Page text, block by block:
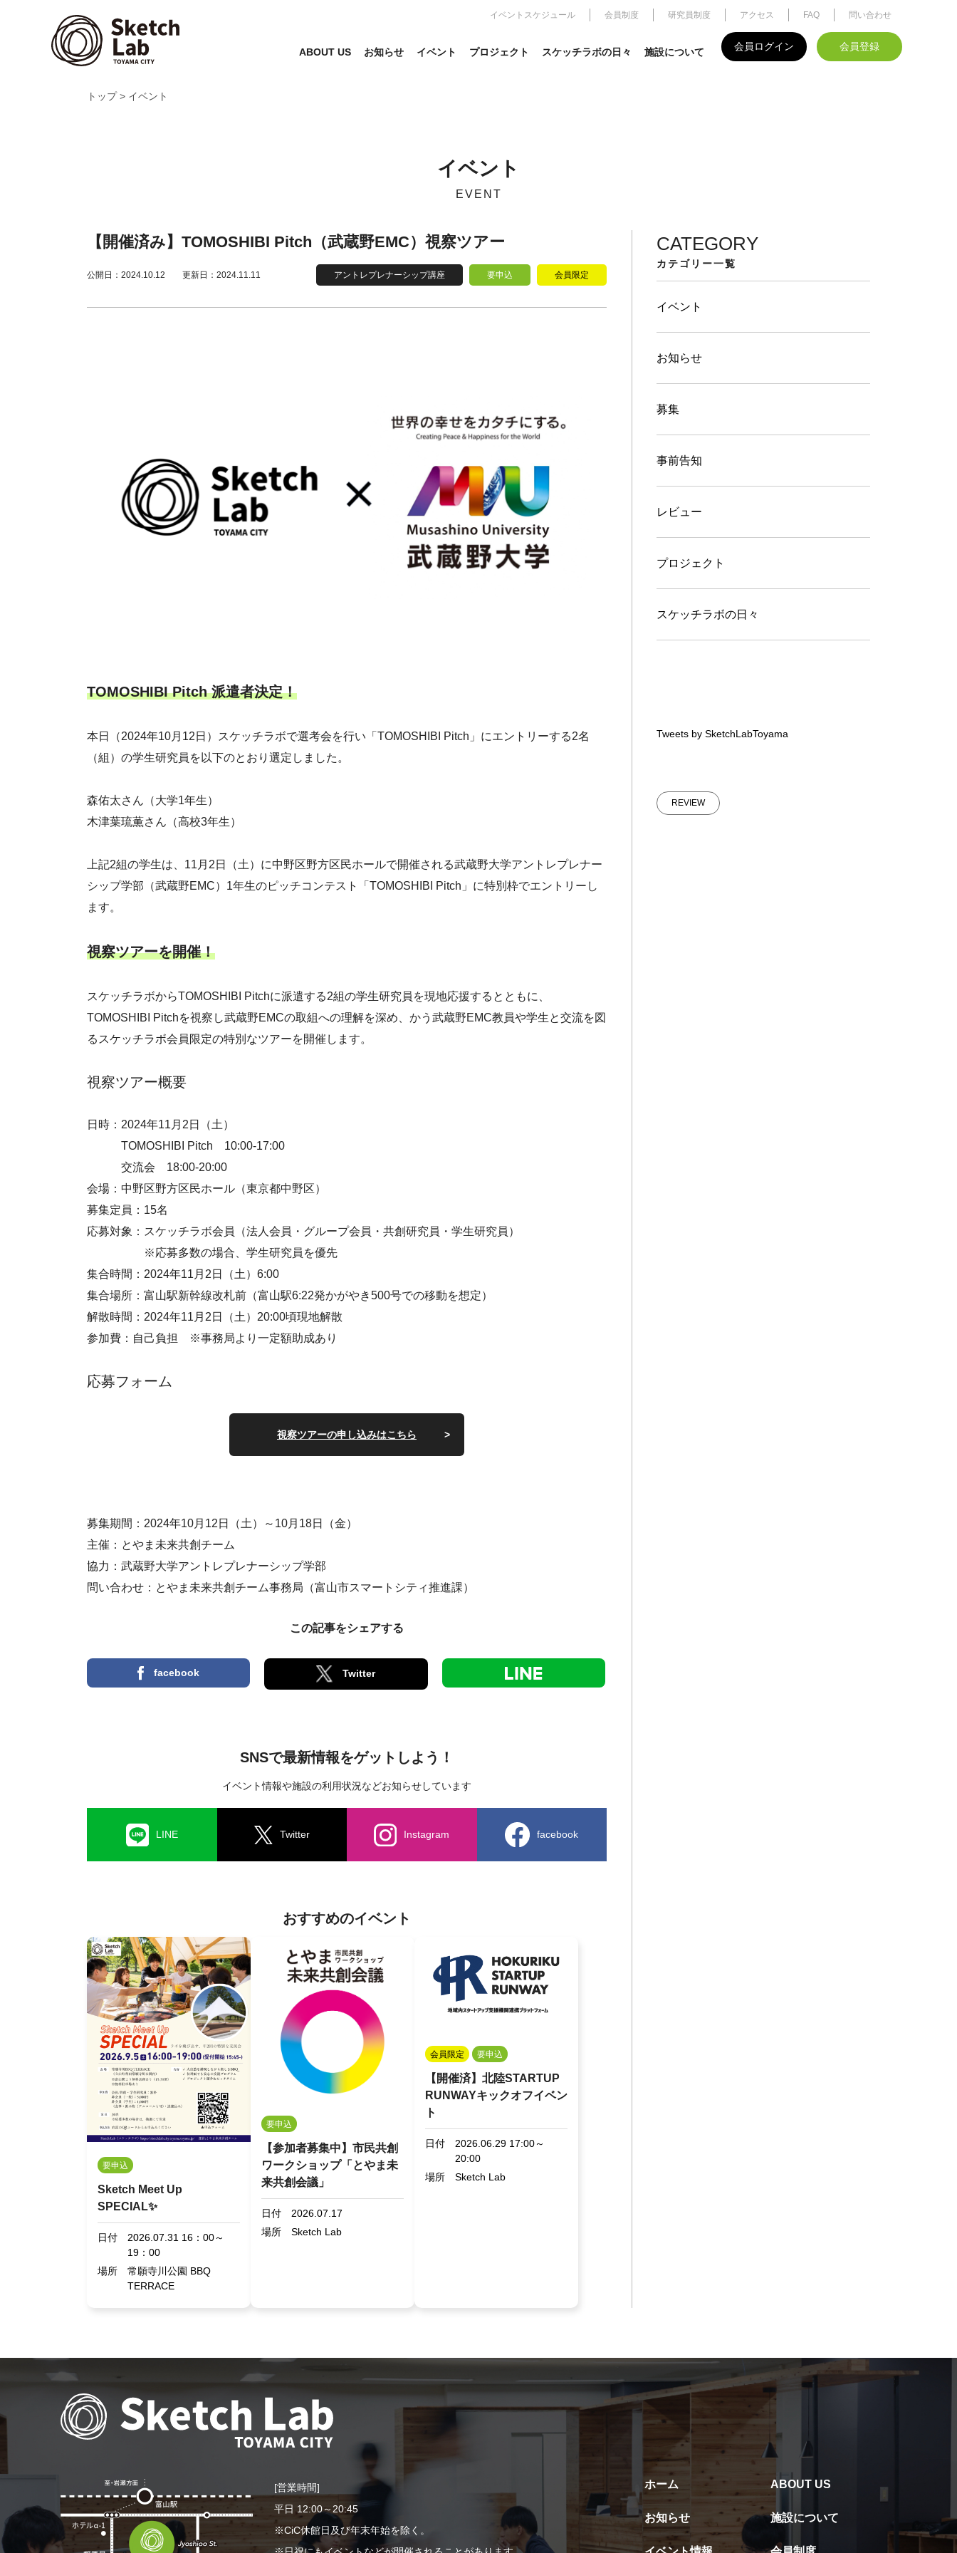
イベントスケジュール 会員制度 研究員制度 アクセス FAQ 問い合わせ
ABOUT US お知らせ イベント プロジェクト スケッチラボの日々 施設について 会員ログイン 会員登録
トップ イベント
イベント
EVENT
【開催済み】TOMOSHIBI Pitch（武蔵野EMC）視察ツアー
公開日：2024.10.12 更新日：2024.11.11 アントレプレナーシップ講座 要申込 会員限定
TOMOSHIBI Pitch 派遣者決定！
本日（2024年10月12日）スケッチラボで選考会を行い「TOMOSHIBI Pitch」にエントリーする2名
（組）の学生研究員を以下のとおり選定しました。
森佑太さん（大学1年生）
木津葉琉薫さん（高校3年生）
上記2組の学生は、11月2日（土）に中野区野方区民ホールで開催される武蔵野大学アントレプレナー
シップ学部（武蔵野EMC）1年生のピッチコンテスト「TOMOSHIBI Pitch」に特別枠でエントリーし
ます。
視察ツアーを開催！
スケッチラボからTOMOSHIBI Pitchに派遣する2組の学生研究員を現地応援するとともに、
TOMOSHIBI Pitchを視察し武蔵野EMCの取組への理解を深め、かう武蔵野EMC教員や学生と交流を図
るスケッチラボ会員限定の特別なツアーを開催します。
視察ツアー概要
日時：2024年11月2日（土）
TOMOSHIBI Pitch 10:00-17:00
交流会 18:00-20:00
会場：中野区野方区民ホール（東京都中野区）
募集定員：15名
応募対象：スケッチラボ会員（法人会員・グループ会員・共創研究員・学生研究員）
※応募多数の場合、学生研究員を優先
集合時間：2024年11月2日（土）6:00
集合場所：富山駅新幹線改札前（富山駅6:22発かがやき500号での移動を想定）
解散時間：2024年11月2日（土）20:00頃現地解散
参加費：自己負担 ※事務局より一定額助成あり
応募フォーム
視察ツアーの申し込みはこちら
募集期間：2024年10月12日（土）～10月18日（金）
主催：とやま未来共創チーム
協力：武蔵野大学アントレプレナーシップ学部
問い合わせ：とやま未来共創チーム事務局（富山市スマートシティ推進課）
この記事をシェアする
facebook Twitter
SNSで最新情報をゲットしよう！
イベント情報や施設の利用状況などお知らせしています
LINE Twitter Instagram facebook
おすすめのイベント
要申込
Sketch Meet Up
SPECIAL✨
日付
2026.07.31 16：00～
19：00
場所
常願寺川公園 BBQ
TERRACE
要申込
【参加者募集中】市民共創
ワークショップ「とやま未
来共創会議」
日付
2026.07.17
場所
Sketch Lab
会員限定 要申込
【開催済】北陸STARTUP
RUNWAYキックオフイベン
ト
日付
2026.06.29 17:00～
20:00
場所
Sketch Lab
CATEGORY
カテゴリー一覧
イベント
お知らせ
募集
事前告知
レビュー
プロジェクト
スケッチラボの日々
Tweets by SketchLabToyama
REVIEW
ホーム ABOUT US
お知らせ 施設について
[営業時間]
平日 12:00～20:45
※CiC休館日及び年末年始を除く。